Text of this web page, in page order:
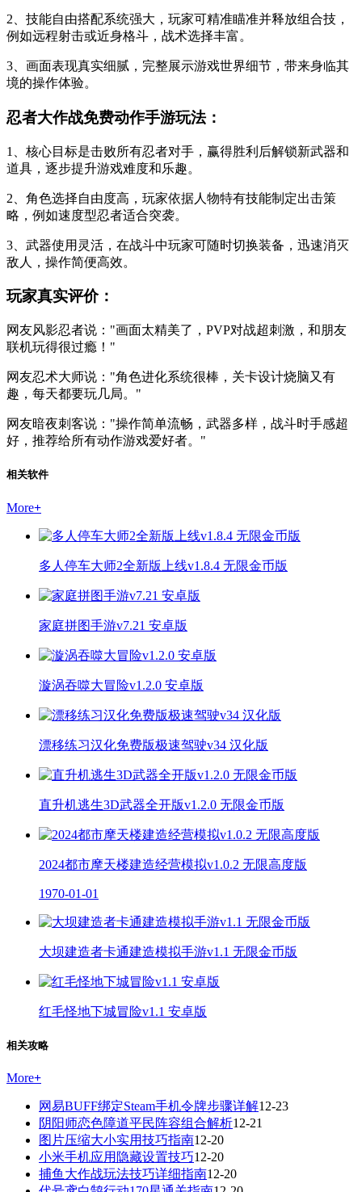
2、技能自由搭配系统强大，玩家可精准瞄准并释放组合技，
例如远程射击或近身格斗，战术选择丰富。
3、画面表现真实细腻，完整展示游戏世界细节，带来身临其
境的操作体验。
忍者大作战免费动作手游玩法：
1、核心目标是击败所有忍者对手，赢得胜利后解锁新武器和
道具，逐步提升游戏难度和乐趣。
2、角色选择自由度高，玩家依据人物特有技能制定出击策
略，例如速度型忍者适合突袭。
3、武器使用灵活，在战斗中玩家可随时切换装备，迅速消灭
敌人，操作简便高效。
玩家真实评价：
网友风影忍者说："画面太精美了，PVP对战超刺激，和朋友
联机玩得很过瘾！"
网友忍术大师说："角色进化系统很棒，关卡设计烧脑又有
趣，每天都要玩几局。"
网友暗夜刺客说："操作简单流畅，武器多样，战斗时手感超
好，推荐给所有动作游戏爱好者。"
相关软件
More+
多人停车大师2全新版上线v1.8.4 无限金币版
家庭拼图手游v7.21 安卓版
漩涡吞噬大冒险v1.2.0 安卓版
漂移练习汉化免费版极速驾驶v34 汉化版
直升机逃生3D武器全开版v1.2.0 无限金币版
2024都市摩天楼建造经营模拟v1.0.2 无限高度版
1970-01-01
大坝建造者卡通建造模拟手游v1.1 无限金币版
红毛怪地下城冒险v1.1 安卓版
相关攻略
More+
网易BUFF绑定Steam手机令牌步骤详解12-23
阴阳师恋色障道平民阵容组合解析12-21
图片压缩大小实用技巧指南12-20
小米手机应用隐藏设置技巧12-20
捕鱼大作战玩法技巧详细指南12-20